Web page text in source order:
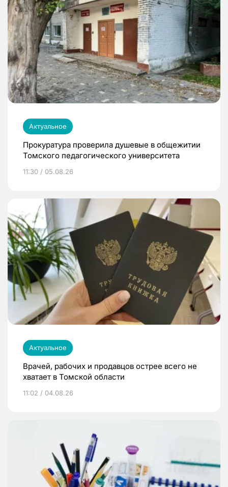
Актуальное
Прокуратура проверила душевые в общежитии
Томского педагогического университета
11:30 / 05.08.26
Актуальное
Врачей, рабочих и продавцов острее всего не
хватает в Томской области
11:02 / 04.08.26